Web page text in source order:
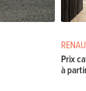
Prix
à